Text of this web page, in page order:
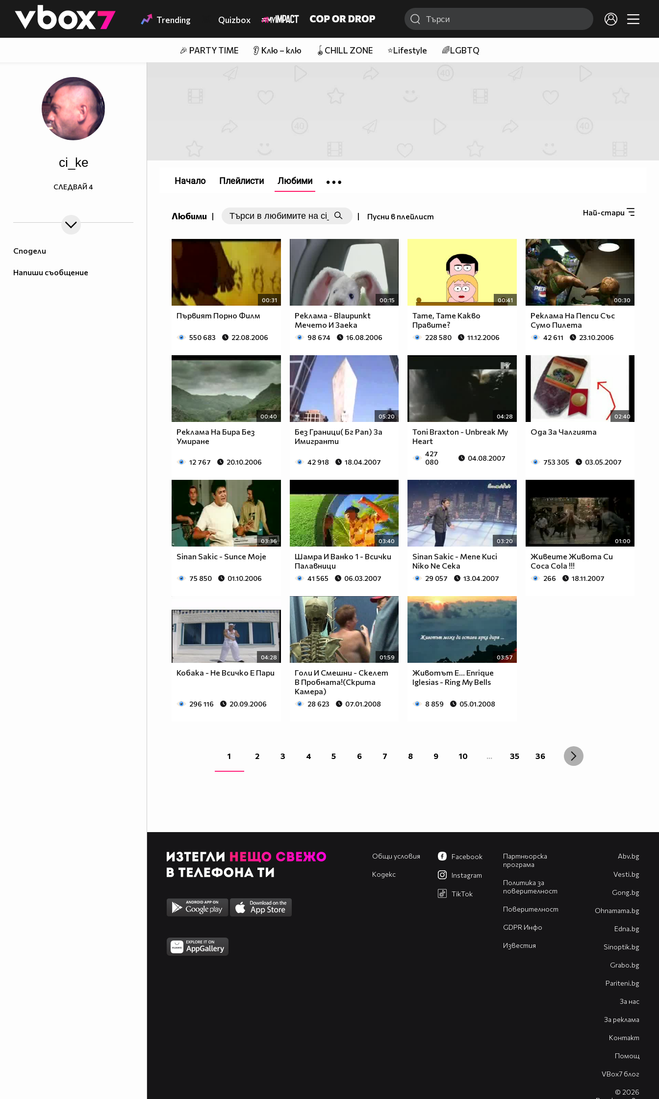
👾 Trending Quizbox
🎉 PARTY TIME 👂 Клю – клю 🪀CHILL ZONE ⭐Lifestyle 🌈LGBTQ
Сподели
Напиши съобщение
ci_ke
СЛЕДВАЙ 4
Любими | | Пусни в плейлист Най-стари
00:31
Първият Порно Филм
550 683 22.08.2006
00:15
Реклама - Blaupunkt
Мечето И Заека
98 674 16.08.2006
00:41
Тате, Тате Какво
Правите?
228 580 11.12.2006
00:30
Реклама На Пепси Със
Сумо Пилета
42 611 23.10.2006
00:40
Реклама На Бира Без
Умиране
12 767 20.10.2006
05:20
Без Граници( Бг Рап) За
Имигранти
42 918 18.04.2007
04:28
Toni Braxton - Unbreak My
Heart
427
080
04.08.2007
02:40
Ода За Чалгията
753 305 03.05.2007
03:36
Sinan Sakic - Sunce Moje
75 850 01.10.2006
03:40
Шамра И Ванко 1 - Всички
Палавници
41 565 06.03.2007
03:20
Sinan Sakic - Mene Kuci
Niko Ne Ceka
29 057 13.04.2007
01:00
Живеите Живота Си
Coca Cola !!!
266 18.11.2007
04:28
Кобака - Не Всичко Е Пари
296 116 20.09.2006
01:59
Голи И Смешни - Скелет
В Пробната!(Скрита
Камера)
28 623 07.01.2008
03:57
Животът Е... Enrique
Iglesias - Ring My Bells
8 859 05.01.2008
1 2 3 4 5 6 7 8 9 10 ... 35 36
Начало Плейлисти Любими
Общи условия
Кодекс
Партньорска
програма
Политика за
поверителност
Поверителност
GDPR Инфо
Известия
Facebook
Instagram
TikTok
Abv.bg
Vesti.bg
Gong.bg
Оhnamama.bg
Edna.bg
Sinoptik.bg
Grabo.bg
Pariteni.bg
За нас
За реклама
Контакт
Помощ
VBox7 блог
© 2026